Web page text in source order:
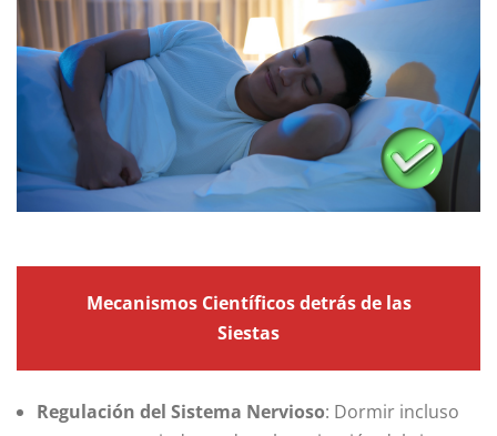
Mecanismos Científicos detrás de las
Siestas
Regulación del Sistema Nervioso: Dormir incluso